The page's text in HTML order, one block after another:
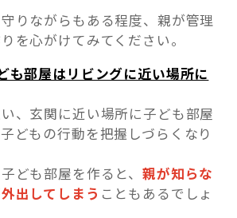
りながらもある程度、親が管理
を心がけてみてください。
も部屋はリビングに近い場所に
、玄関に近い場所に子ども部屋
どもの行動を把握しづらくなり
ども部屋を作ると、親が知らな
出してしまう こともあるでしょ